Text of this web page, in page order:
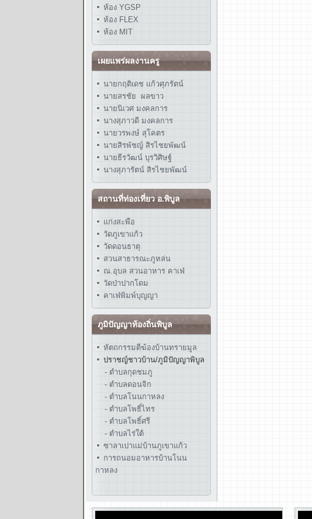
ห้อง YGSP
ห้อง FLEX
ห้อง MIT
เผยแพร่ผลงานครู
นายกฤติเดช แก้วศุภรัตน์
นายสรชัย ผลขาว
นายนิเวศ มงคลการ
นางสุภาวดี มงคลการ
นายวรพงษ์ สุโคตร
นายสิรพัชญ์ สิรไชยพัฒน์
นายธีรวัฒน์ บุรวิศิษฐ์
นางสุภารัตน์ สิรไชยพัฒน์
สถานที่ท่องเที่ยว อ.พิบูล
แก่งสะพือ
วัดภูเขาแก้ว
วัดดอนธาตุ
สวนสาธารณะภูหล่น
ณ.อุบล สวนอาหาร คาเฟ่
วัดป่าปากโดม
คาเฟ่พิมพ์บุญญา
ภูมิปัญญาท้องถิ่นพิบูล
หัตถกรรมตีฆ้องบ้านทรายมูล
ปราชญ์ชาวบ้าน/ภูมิปัญญาพิบูล
- ตำบลกุดชมภู
- ตำบลดอนจิก
- ตำบลโนนกาหลง
- ตำบลโพธิ์ไทร
- ตำบลโพธิ์ศรี
- ตำบลไร่ใต้
ซาลาเปาแม่บ้านภูเขาแก้ว
การถนอมอาหารบ้านโนน
กาหลง